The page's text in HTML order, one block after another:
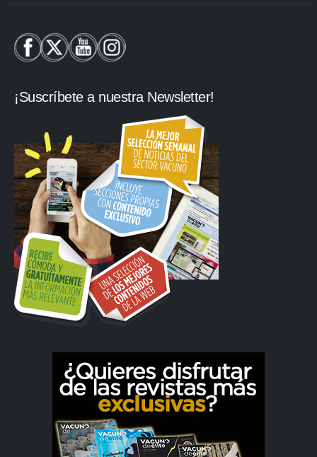
¡Suscríbete a nuestra Newsletter!